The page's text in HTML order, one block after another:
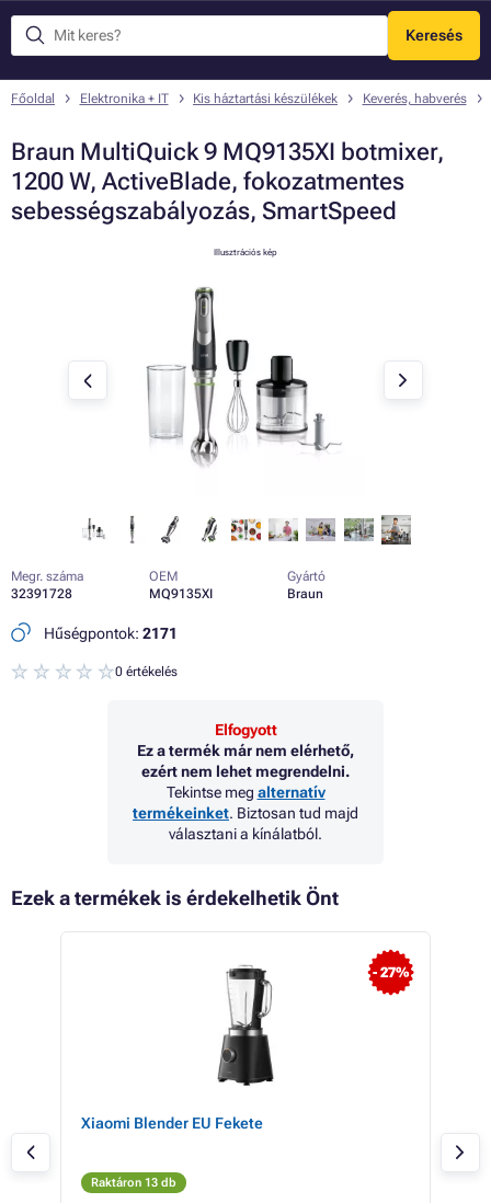
Keresés
Menü
Főoldal Elektronika + IT Kis háztartási készülékek Keverés, habverés
Braun MultiQuick 9 MQ9135XI botmixer,
1200 W, ActiveBlade, fokozatmentes
sebességszabályozás, SmartSpeed
Illusztrációs kép
Megr. száma
32391728
OEM
MQ9135XI
Gyártó
Braun
Hűségpontok: 2171
0 értékelés
Elfogyott
Ez a termék már nem elérhető,
ezért nem lehet megrendelni.
Tekintse meg alternatív
termékeinket. Biztosan tud majd
választani a kínálatból.
Ezek a termékek is érdekelhetik Önt
- 27%
Xiaomi Blender EU Fekete
Raktáron 13 db